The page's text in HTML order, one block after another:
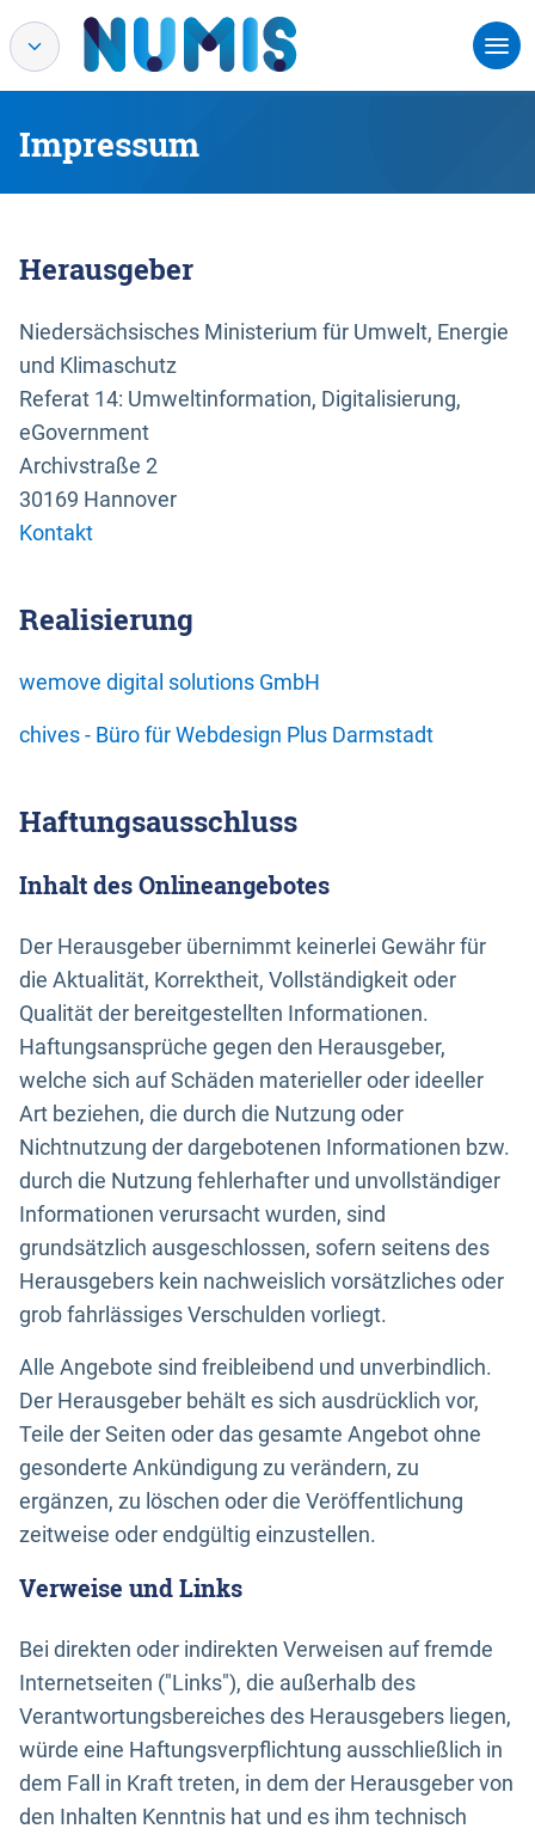
Impressum
Herausgeber
Niedersächsisches Ministerium für Umwelt, Energie
und Klimaschutz
Referat 14: Umweltinformation, Digitalisierung,
eGovernment
Archivstraße 2
30169 Hannover
Kontakt
Realisierung
wemove digital solutions GmbH
chives - Büro für Webdesign Plus Darmstadt
Haftungsausschluss
Inhalt des Onlineangebotes
Der Herausgeber übernimmt keinerlei Gewähr für
die Aktualität, Korrektheit, Vollständigkeit oder
Qualität der bereitgestellten Informationen.
Haftungsansprüche gegen den Herausgeber,
welche sich auf Schäden materieller oder ideeller
Art beziehen, die durch die Nutzung oder
Nichtnutzung der dargebotenen Informationen bzw.
durch die Nutzung fehlerhafter und unvollständiger
Informationen verursacht wurden, sind
grundsätzlich ausgeschlossen, sofern seitens des
Herausgebers kein nachweislich vorsätzliches oder
grob fahrlässiges Verschulden vorliegt.
Alle Angebote sind freibleibend und unverbindlich.
Der Herausgeber behält es sich ausdrücklich vor,
Teile der Seiten oder das gesamte Angebot ohne
gesonderte Ankündigung zu verändern, zu
ergänzen, zu löschen oder die Veröffentlichung
zeitweise oder endgültig einzustellen.
Verweise und Links
Bei direkten oder indirekten Verweisen auf fremde
Internetseiten ("Links"), die außerhalb des
Verantwortungsbereiches des Herausgebers liegen,
würde eine Haftungsverpflichtung ausschließlich in
dem Fall in Kraft treten, in dem der Herausgeber von
den Inhalten Kenntnis hat und es ihm technisch